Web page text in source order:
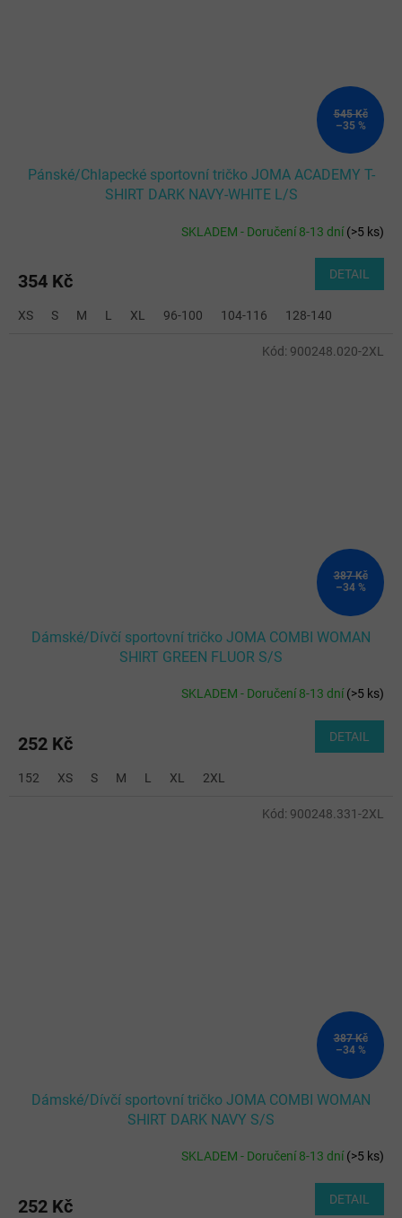
545 Kč
–35 %
Pánské/Chlapecké sportovní tričko JOMA ACADEMY T-
SHIRT DARK NAVY-WHITE L/S
SKLADEM - Doručení 8-13 dní(>5 ks)
354 Kč DETAIL
XS S M L XL 96-100 104-116 128-140
387 Kč
–34 %
Dámské/Dívčí sportovní tričko JOMA COMBI WOMAN
SHIRT GREEN FLUOR S/S
SKLADEM - Doručení 8-13 dní(>5 ks)
252 Kč DETAIL
152 XS S M L XL 2XL
Kód: 900248.020-2XL
387 Kč
–34 %
Dámské/Dívčí sportovní tričko JOMA COMBI WOMAN
SHIRT DARK NAVY S/S
SKLADEM - Doručení 8-13 dní(>5 ks)
252 Kč DETAIL
Kód: 900248.331-2XL